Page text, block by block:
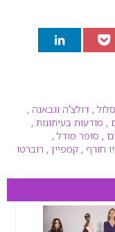
, דולצ'ה וגבאנה ,
, מודעות בעיתונות ,
, סופר מודל ,
חורף , קמפיין , רוברטו